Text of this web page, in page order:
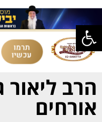
פתח סרגל
תרמו
עכשיו
הרב ליאור
אורחים